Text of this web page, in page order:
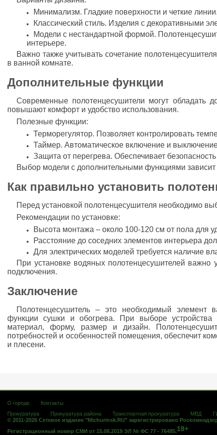
Минимализм. Гладкие поверхности и четкие
Классический стиль. Изделия с декоративными
Модели с нестандартной формой.
интерьере.
Важно также учитывать сочетание
в ванной комнате.
Дополнительные функции
Современные полотенцесушители могут обладать
повышают комфорт и удобство использования.
Полезные функции:
Терморегулятор. Позволяет контролировать
Таймер. Автоматическое включение и
Защита от перегрева. Обеспечивает
Выбор модели с дополнительными функциями
Как правильно установить
Перед установкой полотенцесушителя необходимо
Рекомендации по установке:
Высота монтажа – около 100-120 см от пола для
Расстояние до соседних элементов интерьера
Для электрических моделей требуется наличие
При установке водяных полотенцесушителей важно
подключения.
Заключение
Полотенцесушитель – это необходимый элемент
функции сушки и обогрева. При выборе устройства
материал, форму, размер и дизайн.
потребностей и особенностей помещения, обеспечит
и плесени.
О городе
Контакты
Прокуратура
Прокуратура района Транспортная прокуратура МВД
© 2011-2026 Сетевое издание "Michurinsk.RU" зарегистрировано
Регистрационный номер СМИ от 15.08.2019 ЭЛ № ФС 77 - 76485.18+